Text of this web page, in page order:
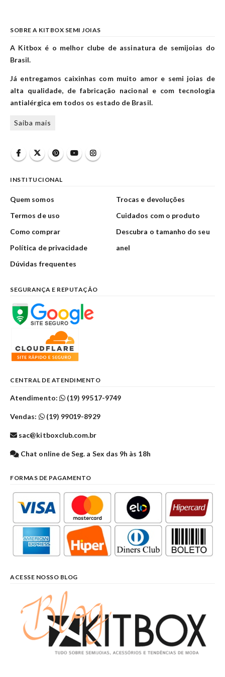
SOBRE A KITBOX SEMI JOIAS
A Kitbox é o melhor clube de assinatura de semijoias do
Brasil.
Já entregamos caixinhas com muito amor e semi joias de
alta qualidade, de fabricação nacional e com tecnologia
antialérgica em todos os estado de Brasil.
Saiba mais
INSTITUCIONAL
Quem somos
Termos de uso
Como comprar
Política de privacidade
Dúvidas frequentes
Trocas e devoluções
Cuidados com o produto
Descubra o tamanho do seu
anel
SEGURANÇA E REPUTAÇÃO
CENTRAL DE ATENDIMENTO
Atendimento: (19) 99517-9749
Vendas: (19) 99019-8929
sac@kitboxclub.com.br
Chat online de Seg. a Sex das 9h às 18h
FORMAS DE PAGAMENTO
ACESSE NOSSO BLOG